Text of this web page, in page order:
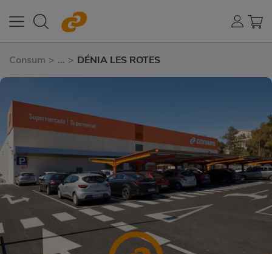
Consum > ... > DÉNIA LES ROTES